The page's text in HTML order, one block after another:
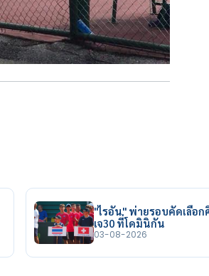
"ไรอัน" พ่ายรอบคัดเลือก
เจ30 ที่โดมินิกัน
03-08-2026